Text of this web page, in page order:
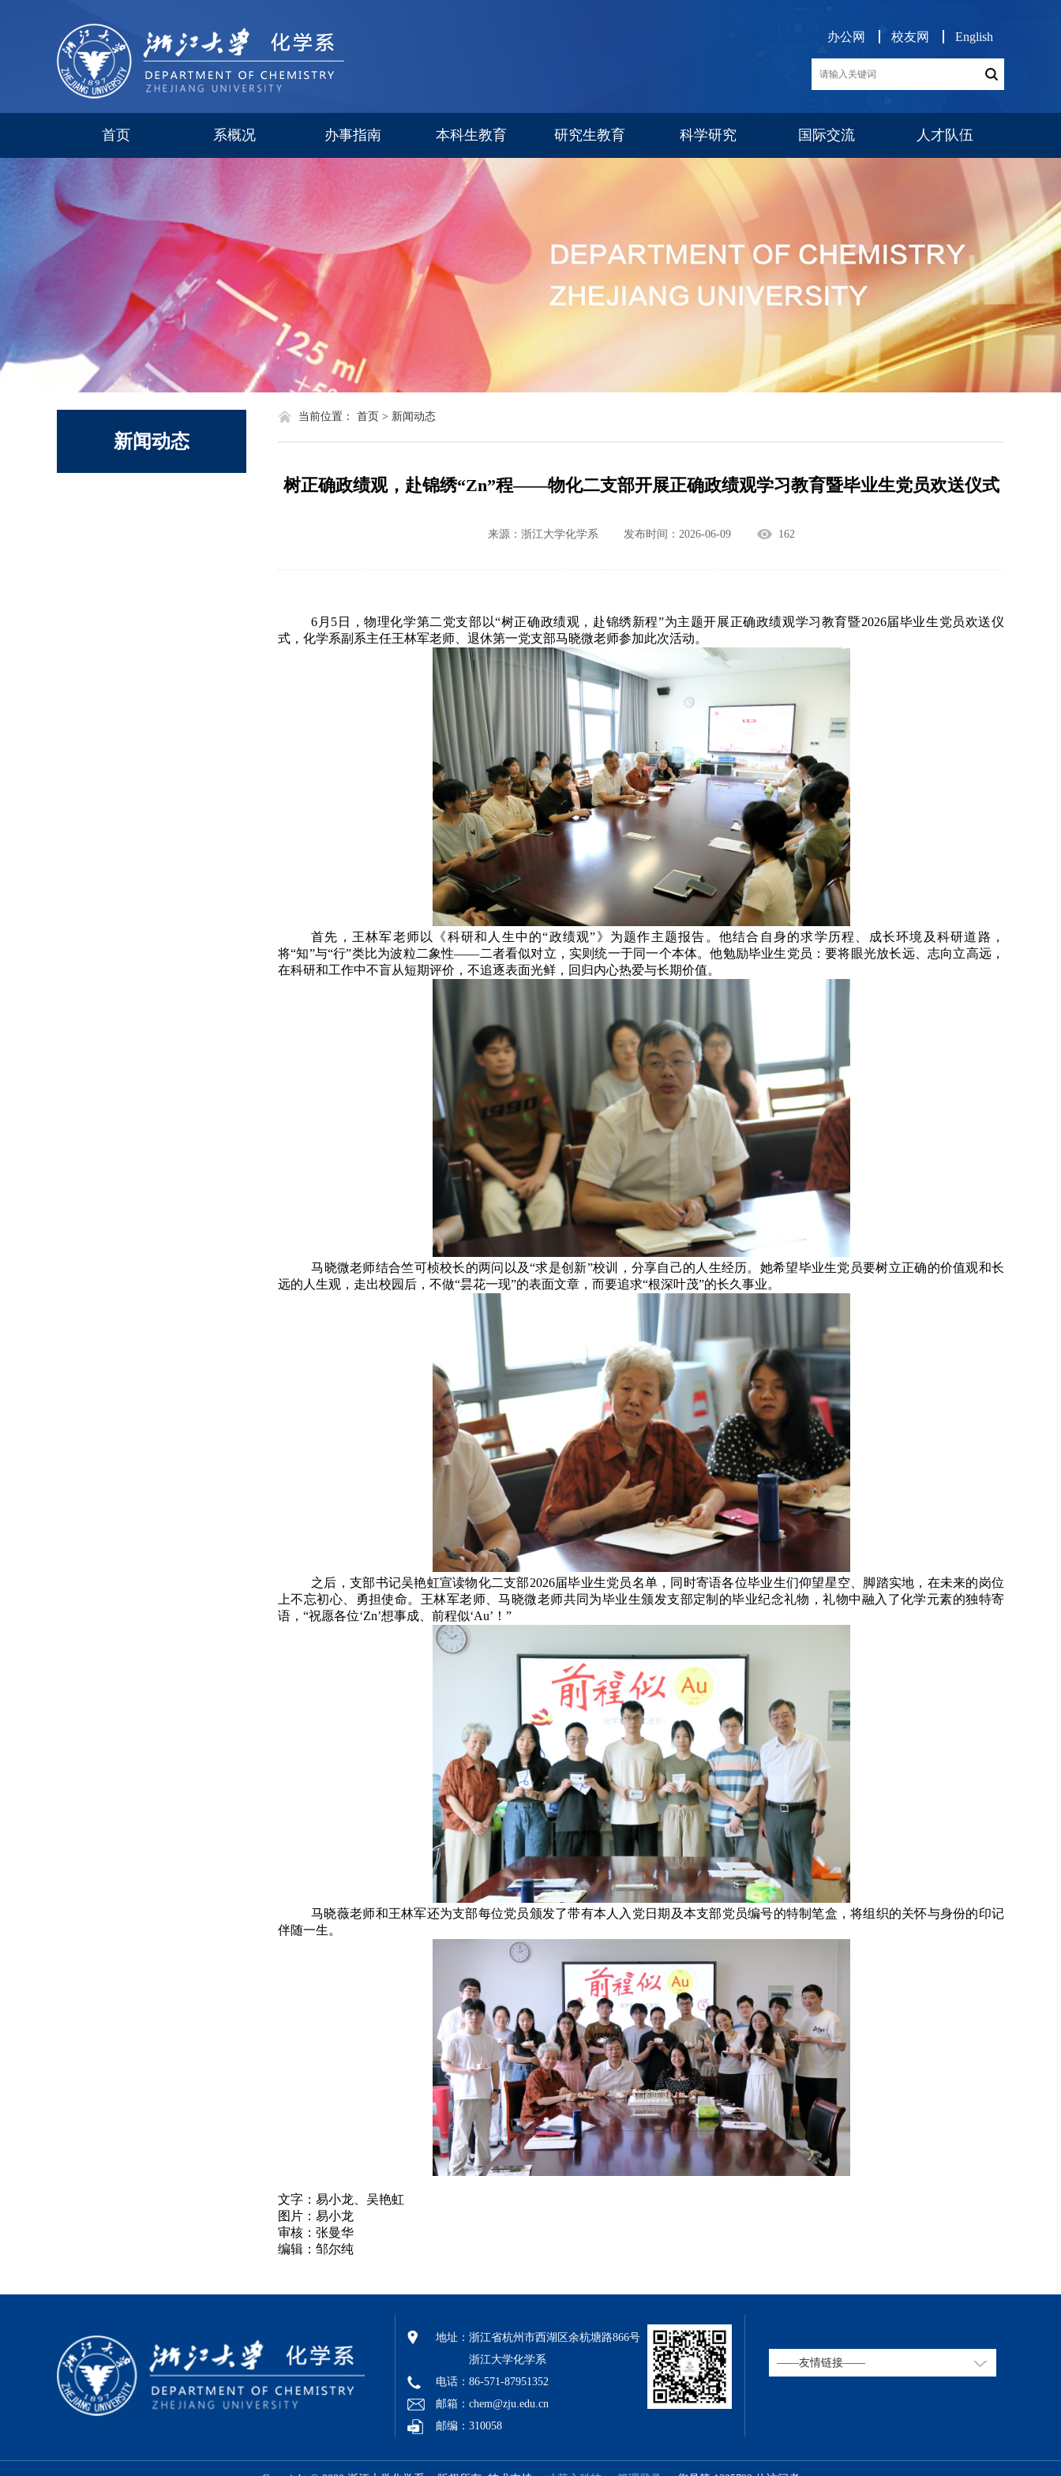
办公网 校友网 English
首页 系概况
现任领导
研究所
委员会
历史沿革
化学系标识
办事指南 本科生教育
专业设置
招生简章
研究生教育
研究生导师
科学研究 国际交流
交流项目
人才队伍
博后工作
队伍建设
人才招聘
新闻动态
当前位置： 首页 > 新闻动态
树正确政绩观，赴锦绣“Zn”程——物化二支部开展正确政绩观学习教育暨毕业生党员欢送仪式
来源：浙江大学化学系 发布时间：2026-06-09 162
6 月 5 日，物理化学第二党支部以“树正确政绩观，赴锦绣新程”为主题开展正确政绩观学习教育暨2026届毕业生党员欢送仪
式，化学系副系主任王林军老师、退休第一党支部马晓微老师参加此次活动。
首先，王林军老师以《科研和人生中的“政绩观”》为题作主题报告。他结合自身的求学历程、成长环境及科研道路，
将“知”与“行”类比为波粒二象性——二者看似对立，实则统一于同一个本体。他勉励毕业生党员：要将眼光放长远、志向立高远，
在科研和工作中不盲从短期评价，不追逐表面光鲜，回归内心热爱与长期价值。
马晓微老师结合竺可桢校长的两问以及“求是创新”校训，分享自己的人生经历。她希望毕业生党员要树立正确的价值观和长
远的人生观，走出校园后，不做“昙花一现”的表面文章，而要追求“根深叶茂”的长久事业。
之后，支部书记吴艳虹宣读物化二支部2026届毕业生党员名单，同时寄语各位毕业生们仰望星空、脚踏实地，在未来的岗位
上不忘初心、勇担使命。王林军老师、马晓微老师共同为毕业生颁发支部定制的毕业纪念礼物，礼物中融入了化学元素的独特寄
语，“祝愿各位‘Zn’想事成、前程似‘Au’ ！”
马晓薇老师和王林军还为支部每位党员颁发了带有本人入党日期及本支部党员编号的特制笔盒，将组织的关怀与身份的印记
伴随一生。
文字：易小龙、吴艳虹
图片：易小龙
审核：张曼华
编辑：邹尔纯
地址：浙江省杭州市西湖区余杭塘路866号
浙江大学化学系
电话：86-571-87951352
邮箱：chem@zju.edu.cn
邮编：310058